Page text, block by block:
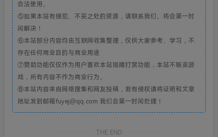
合法使用。
⑤如果本站有侵犯、不妥之处的资源，请联系我们。将会第一时
间解决！
⑥本站部分内容均由互联网收集整理，仅供大家参考、学习，不
存在任何商业目的与商业用途
⑦赞助功能仅仅作为用户喜欢本站捐赠打赏功能，本站不贩卖游
戏，所有内容不作为商业行为。
⑧本站内容来自网络搜集和网友投稿，若有侵权请将证明和文章
地址发到邮箱fuyej@qq.com 我们会第一时间处理！
THE END